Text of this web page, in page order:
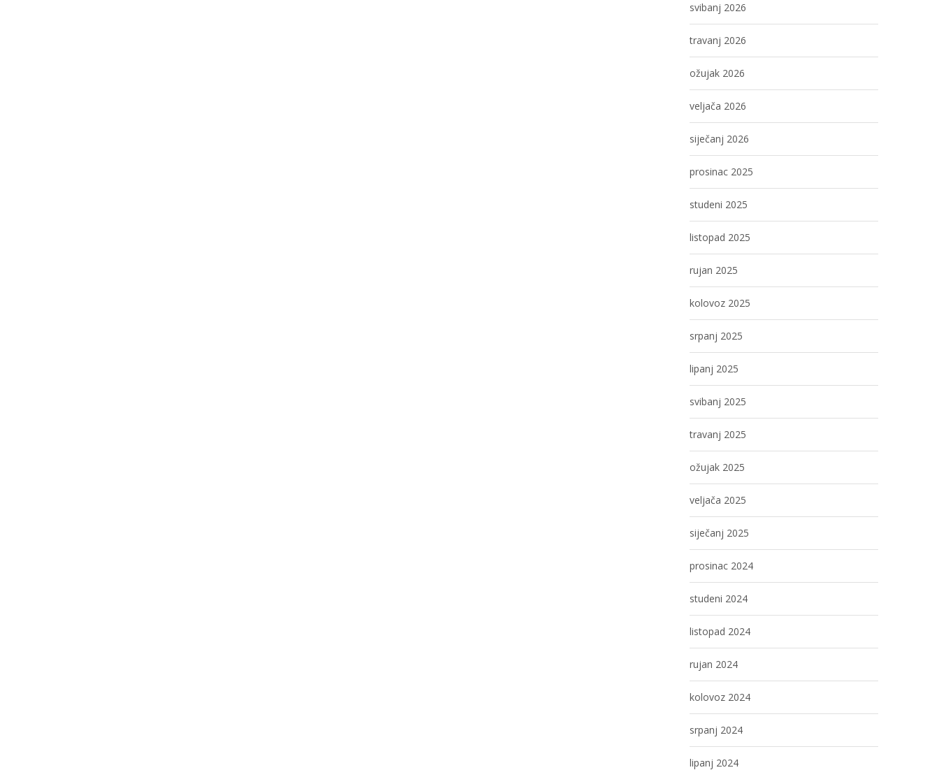
svibanj 2026
travanj 2026
ožujak 2026
veljača 2026
siječanj 2026
prosinac 2025
studeni 2025
listopad 2025
rujan 2025
kolovoz 2025
srpanj 2025
lipanj 2025
svibanj 2025
travanj 2025
ožujak 2025
veljača 2025
siječanj 2025
prosinac 2024
studeni 2024
listopad 2024
rujan 2024
kolovoz 2024
srpanj 2024
lipanj 2024